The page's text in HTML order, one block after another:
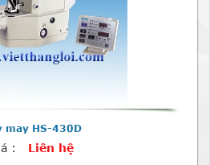
may HS-430D
: Liên hệ